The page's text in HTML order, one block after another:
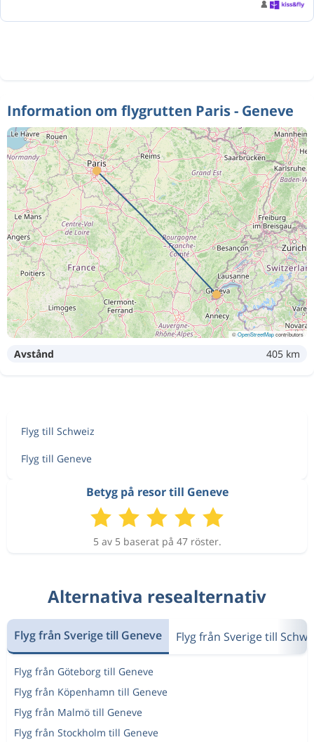
Information om flygrutten Paris - Geneve
©OpenStreetMapcontributors
Avstånd 405 km
Flyg till Schweiz
Flyg till Geneve
Betyg på resor till Geneve
5 av 5 baserat på 47 röster.
Alternativa resealternativ
Flyg från Sverige till Geneve Flyg från Sverige till
Flyg från Göteborg till Geneve
Flyg från Köpenhamn till Geneve
Flyg från Malmö till Geneve
Flyg från Stockholm till Geneve